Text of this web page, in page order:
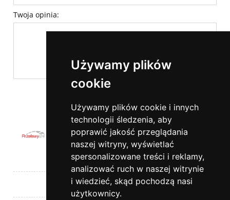
Używamy plików
cookie
Używamy plików cookie i innych
technologii śledzenia, aby
poprawić jakość przeglądania
naszej witryny, wyświetlać
spersonalizowane treści i reklamy,
analizować ruch w naszej witrynie
i wiedzieć, skąd pochodzą nasi
użytkownicy.
Twoja opinia:
Pomoc
Moje konto